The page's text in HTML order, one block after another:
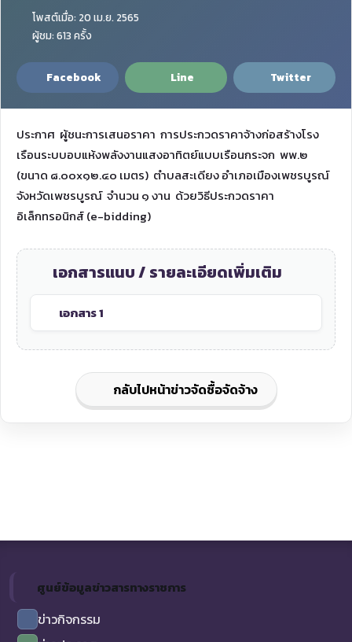
โพสต์เมื่อ: 20 เม.ย. 2565
ผู้ชม: 613 ครั้ง
Facebook Line Twitter
ประกาศ ผู้ชนะการเสนอราคา การประกวดราคาจ้างก่อสร้างโรง
เรือนระบบอบแห้งพลังงานแสงอาทิตย์แบบเรือนกระจก พพ.๒
(ขนาด ๘.๐๐x๑๒.๔๐ เมตร) ตำบลสะเดียง อำเภอเมืองเพชรบูรณ์
จังหวัดเพชรบูรณ์ จำนวน ๑ งาน ด้วยวิธีประกวดราคา
อิเล็กทรอนิกส์ (e-bidding)
เอกสารแนบ / รายละเอียดเพิ่มเติม
เอกสาร 1
กลับไปหน้าข่าวจัดซื้อจัดจ้าง
ศูนย์ข้อมูลข่าวสารทางราชการ
ข่าวกิจกรรม